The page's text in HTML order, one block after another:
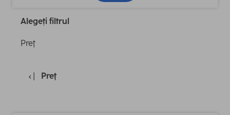
Alegeți filtrul
Preţ
Preţ